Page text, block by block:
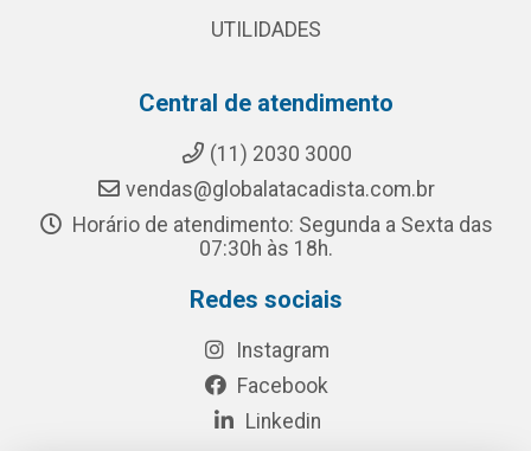
UTILIDADES
Central de atendimento
(11) 2030 3000
vendas@globalatacadista.com.br
Horário de atendimento: Segunda a Sexta das
07:30h às 18h.
Redes sociais
Instagram
Facebook
Linkedin